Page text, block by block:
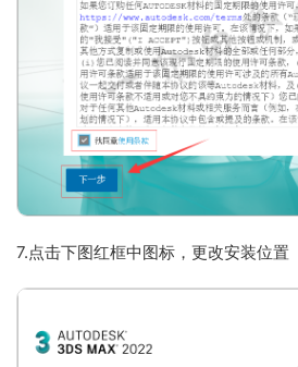
7.点击下图红框中图标，更改安装位置